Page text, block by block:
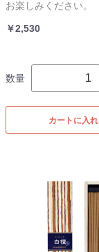
お楽しみください。
￥2,530
数量
カートに入